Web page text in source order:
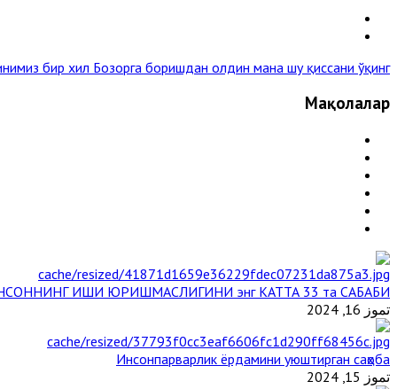
бир хил Бозорга боришдан олдин мана шу қиссани ўқинг »
Мақолалар
ИШИ ЮРИШМАСЛИГИНИ энг КАТТА 33 та САБАБИ
تموز 16, 2024
Инсонпарварлик ёрдамини уюштирган саҳоба
تموز 15, 2024